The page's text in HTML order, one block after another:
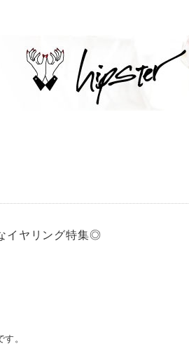
イヤリング特集◎
。